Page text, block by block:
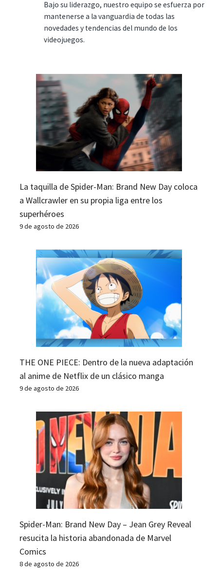
Bajo su liderazgo, nuestro equipo se esfuerza por
mantenerse a la vanguardia de todas las
novedades y tendencias del mundo de los
videojuegos.
La taquilla de Spider-Man: Brand New Day coloca
a Wallcrawler en su propia liga entre los
superhéroes
9 de agosto de 2026
THE ONE PIECE: Dentro de la nueva adaptación
al anime de Netflix de un clásico manga
9 de agosto de 2026
Spider-Man: Brand New Day – Jean Grey Reveal
resucita la historia abandonada de Marvel
Comics
8 de agosto de 2026